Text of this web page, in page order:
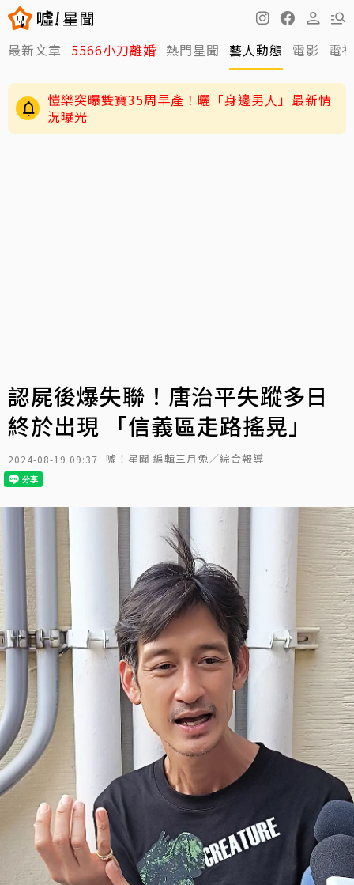
最新文章 5566小刀離婚 熱門星聞 藝人動態 電影 電
愷樂突曝雙寶35周早產！曬「身邊男人」最新情
況曝光
認屍後爆失聯！唐治平失蹤多日
終於出現 「信義區走路搖晃」
2024-08-19 09:37 噓！星聞 編輯三月兔／綜合報導